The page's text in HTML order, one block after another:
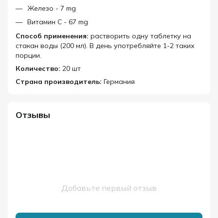
Железо - 7 mg
Витамин С - 67 mg
Способ применения: растворить одну таблетку на
стакан воды (200 мл). В день употребляйте 1-2 таких
порции.
Количество: 20 шт
Страна производитель: Германия
Отзывы
Добавьте первый отзыв